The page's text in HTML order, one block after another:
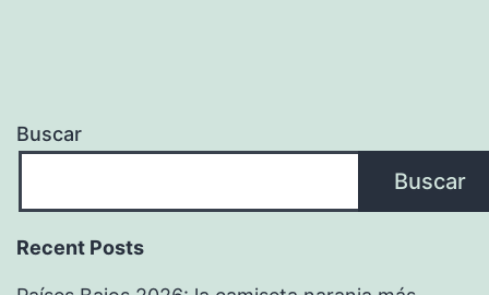
Buscar
Buscar
Recent Posts